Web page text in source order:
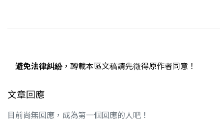
避免法律糾紛，轉載本區文稿請先徵得原作者同意！
文章回應
目前尚無回應，成為第一個回應的人吧！